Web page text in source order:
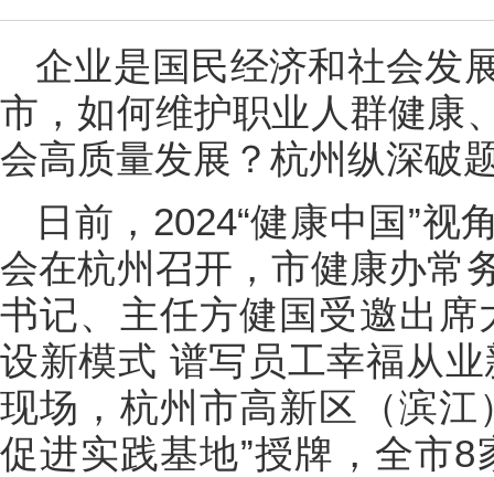
企业是国民经济和社会发
市，如何维护职业人群健康
会高质量发展？杭州纵深破
日前，2024“健康中国”
会在杭州召开，市健康办常
书记、主任方健国受邀出席
设新模式 谱写员工幸福从
现场，杭州市高新区（滨江
促进实践基地”授牌，全市